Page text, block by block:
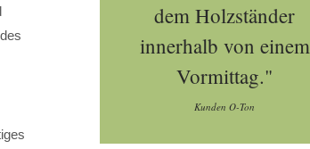
dem Holzständer
innerhalb von einem
Vormittag."
Kunden O-Ton